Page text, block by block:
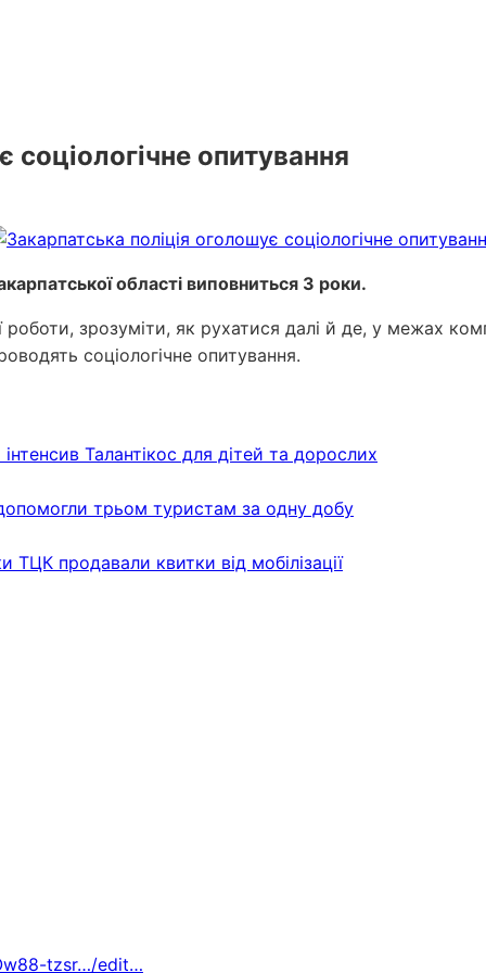
соціологічне опитування
області виповниться 3 роки.
роботи, зрозуміти, як рухатися далі й де, у межах
соціологічне опитування.
Талантікос для дітей та дорослих
допомогли трьом туристам за одну добу
продавали квитки від мобілізації
tzsr…/edit…